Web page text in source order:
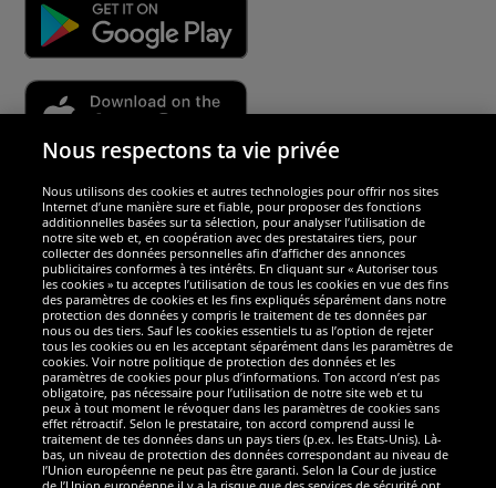
Sécurité
Nous sommes excellents
Nous respectons ta vie privée
Nous utilisons des cookies et autres technologies pour offrir nos sites
Internet d’une manière sure et fiable, pour proposer des fonctions
additionnelles basées sur ta sélection, pour analyser l’utilisation de
notre site web et, en coopération avec des prestataires tiers, pour
collecter des données personnelles afin d’afficher des annonces
publicitaires conformes à tes intérêts. En cliquant sur « Autoriser tous
les cookies » tu acceptes l’utilisation de tous les cookies en vue des fins
des paramètres de cookies et les fins expliqués séparément dans notre
protection des données y compris le traitement de tes données par
nous ou des tiers. Sauf les cookies essentiels tu as l’option de rejeter
tous les cookies ou en les acceptant séparément dans les paramètres de
cookies. Voir notre politique de protection des données et les
paramètres de cookies pour plus d’informations. Ton accord n’est pas
obligatoire, pas nécessaire pour l’utilisation de notre site web et tu
peux à tout moment le révoquer dans les paramètres de cookies sans
effet rétroactif. Selon le prestataire, ton accord comprend aussi le
traitement de tes données dans un pays tiers (p.ex. les Etats-Unis). Là-
bas, un niveau de protection des données correspondant au niveau de
l’Union européenne ne peut pas être garanti. Selon la Cour de justice